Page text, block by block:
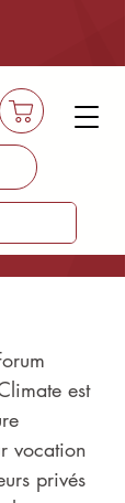
est
vocation
privés